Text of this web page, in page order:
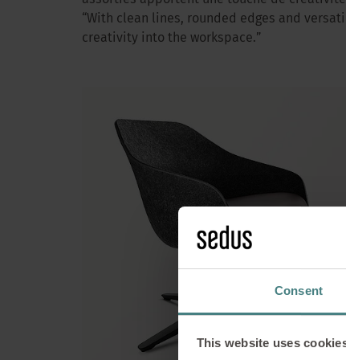
Consent
This website uses
harmonie
“With clean lines, rounded edges and
creativity into the workspace.”